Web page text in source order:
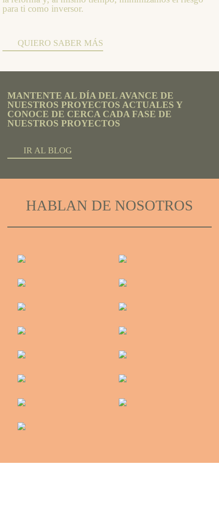
para ti como inversor.
QUIERO SABER MÁS
MANTENTE AL DÍA DEL AVANCE DE
NUESTROS PROYECTOS ACTUALES Y
CONOCE DE CERCA CADA FASE DE
NUESTROS PROYECTOS
IR AL BLOG
HABLAN DE NOSOTROS